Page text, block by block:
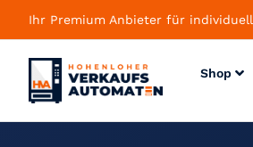
Ihr Premium Anbieter für
Shop